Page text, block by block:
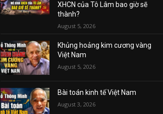
XHCN của Tô Lâm bao giờ sẽ
thành?
August 5, 2026
Khủng hoảng kim cương vàng
Việt Nam
August 5, 2026
Bài toán kinh tế Việt Nam
August 3, 2026